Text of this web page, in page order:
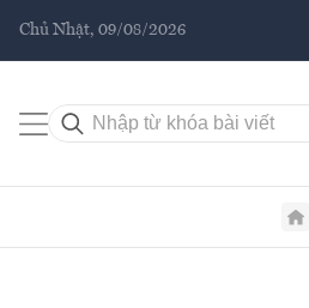
Chủ Nhật, 09/08/2026